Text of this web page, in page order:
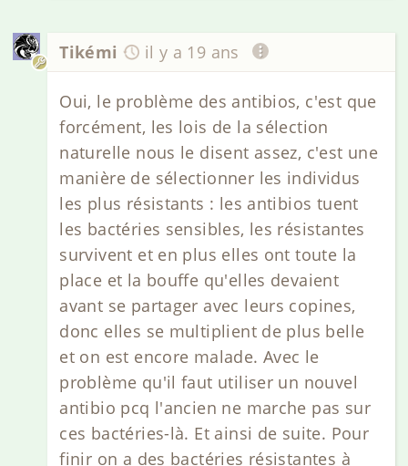
Tikémi il y a 19 ans
Oui, le problème des antibios, c'est que
forcément, les lois de la sélection
naturelle nous le disent assez, c'est une
manière de sélectionner les individus
les plus résistants : les antibios tuent
les bactéries sensibles, les résistantes
survivent et en plus elles ont toute la
place et la bouffe qu'elles devaient
avant se partager avec leurs copines,
donc elles se multiplient de plus belle
et on est encore malade. Avec le
problème qu'il faut utiliser un nouvel
antibio pcq l'ancien ne marche pas sur
ces bactéries-là. Et ainsi de suite. Pour
finir on a des bactéries résistantes à